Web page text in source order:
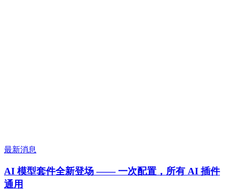
最新消息
AI 模型套件全新登场 —— 一次配置，所有 AI 插件
通用